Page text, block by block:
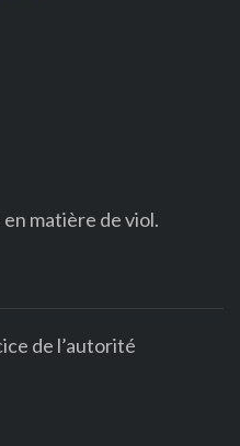
matière de viol.
de l’autorité